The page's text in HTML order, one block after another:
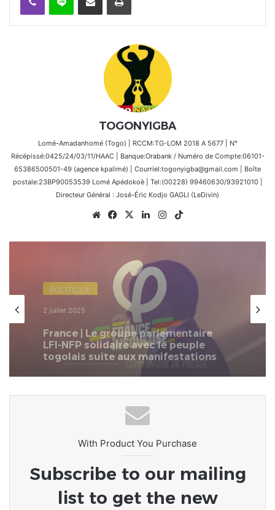
TOGONYIGBA
Lomé-Amadanhomé (Togo) | RCCM:TG-LOM 2018 A 5677 | N°
Récépissé:0425/24/03/11/HAAC | Banque:Orabank / Numéro de Compte:06101-
65386500501-49 (agence kpalimé) | Courriel:togonyigba@gmail.com | Boîte
postale:23BP90053539 Lomé Apédokoè | Tel:(00228) 99460630/93921010 |
Directeur Général : José-Éric Kodjo GAGLI (LeDivin)
WebsiteFacebook
X LinkedinInstagram
Paul Biya : la mort en face
With Product You Purchase
Subscribe to our mailing
list to get the new